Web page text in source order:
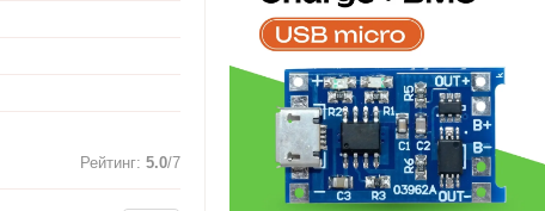
Рейтинг: 5.0/7